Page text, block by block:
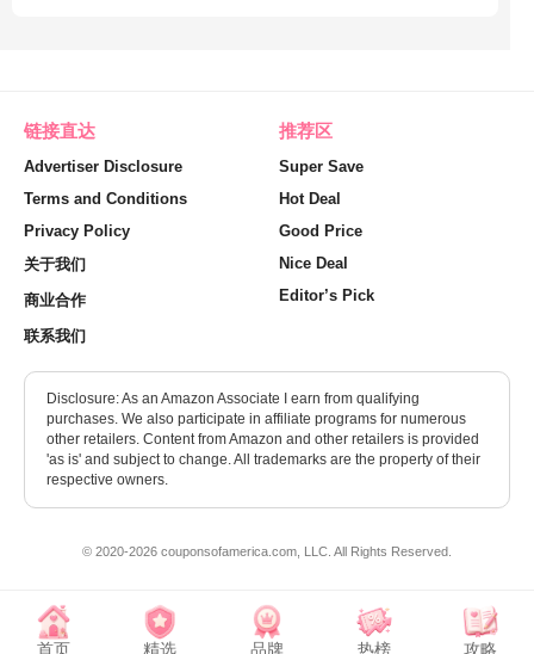
链接直达
Advertiser Disclosure
Terms and Conditions
Privacy Policy
关于我们
商业合作
联系我们
推荐区
Super Save
Hot Deal
Good Price
Nice Deal
Editor’s Pick
Disclosure: As an Amazon Associate I earn from qualifying
purchases. We also participate in affiliate programs for numerous
other retailers. Content from Amazon and other retailers is provided
'as is' and subject to change. All trademarks are the property of their
respective owners.
© 2020-2026 couponsofamerica.com, LLC. All Rights Reserved.
首页 精选 品牌 热榜 攻略